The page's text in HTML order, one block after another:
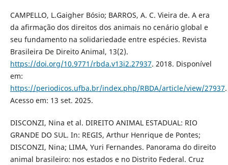
CAMPELLO, L.Gaigher Bósio; BARROS, A. C. Vieira de. A era
da afirmação dos direitos dos animais no cenário global e
seu fundamento na solidariedade entre espécies. Revista
Brasileira De Direito Animal, 13(2).
https://doi.org/10.9771/rbda.v13i2.27937. 2018. Disponível
em:
https://periodicos.ufba.br/index.php/RBDA/article/view/27937.
Acesso em: 13 set. 2025.
DISCONZI, Nina et al. DIREITO ANIMAL ESTADUAL: RIO
GRANDE DO SUL. In: REGIS, Arthur Henrique de Pontes;
DISCONZI, Nina; LIMA, Yuri Fernandes. Panorama do direito
animal brasileiro: nos estados e no Distrito Federal. Cruz